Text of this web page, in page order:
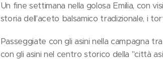
Un fine settimana nella golosa Emilia, con
storia dell'aceto balsamico tradizionale, i
Passeggiate con gli asini nella campagna
con gli asini nel centro storico della "città